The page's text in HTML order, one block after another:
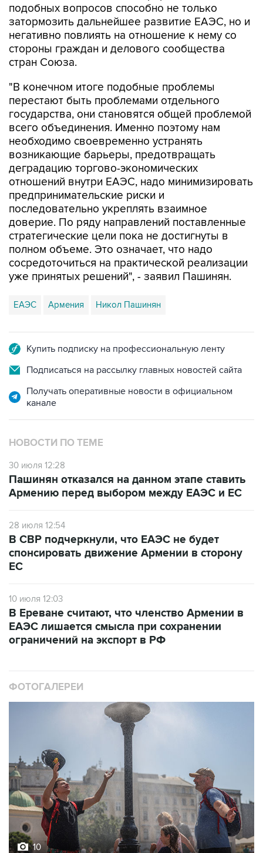
подобных вопросов способно не только
затормозить дальнейшее развитие ЕАЭС, но и
негативно повлиять на отношение к нему со
стороны граждан и делового сообщества
стран Союза.
"В конечном итоге подобные проблемы
перестают быть проблемами отдельного
государства, они становятся общей проблемой
всего объединения. Именно поэтому нам
необходимо своевременно устранять
возникающие барьеры, предотвращать
деградацию торгово-экономических
отношений внутри ЕАЭС, надо минимизировать
предпринимательские риски и
последовательно укреплять взаимное
доверие. По ряду направлений поставленные
стратегические цели пока не достигнуты в
полном объеме. Это означает, что надо
сосредоточиться на практической реализации
уже принятых решений", - заявил Пашинян.
ЕАЭС Армения Никол Пашинян
Купить подписку на профессиональную ленту
Подписаться на рассылку главных новостей сайта
Получать оперативные новости в официальном
канале
НОВОСТИ ПО ТЕМЕ
30 июля 12:28
Пашинян отказался на данном этапе ставить
Армению перед выбором между ЕАЭС и ЕС
28 июля 12:54
В СВР подчеркнули, что ЕАЭС не будет
спонсировать движение Армении в сторону
ЕС
10 июля 12:03
В Ереване считают, что членство Армении в
ЕАЭС лишается смысла при сохранении
ограничений на экспорт в РФ
ФОТОГАЛЕРЕИ
10